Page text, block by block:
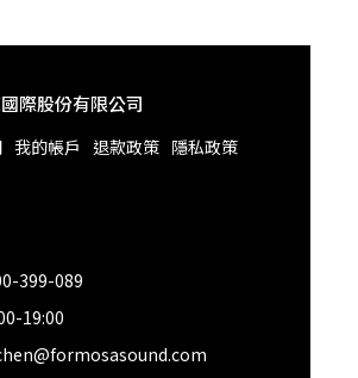
際股份有限公司
我的帳戶 退款政策 隱私政策
399-089
19:00